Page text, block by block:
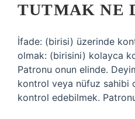
TUTMAK NE
İfade: (birisi) üzerinde
olmak: (birisini) kolayca
Patronu onun elinde.
kontrol veya nüfuz sahibi
kontrol edebilmek.